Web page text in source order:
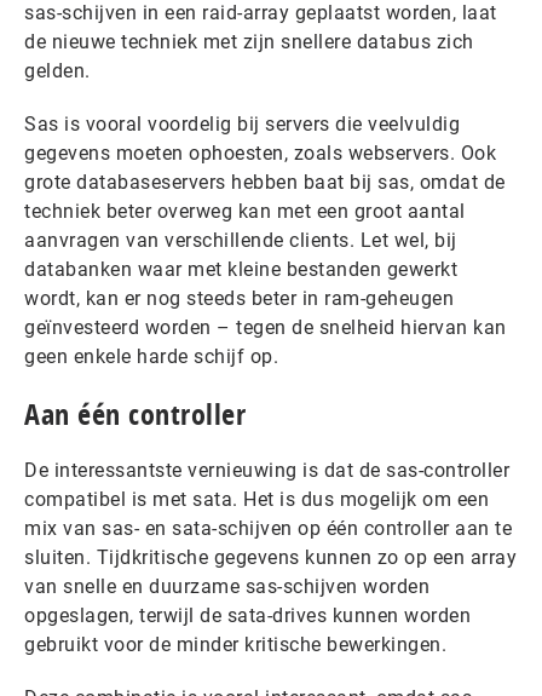
sas-schijven in een raid-array geplaatst worden, laat
de nieuwe techniek met zijn snellere databus zich
gelden.
Sas is vooral voordelig bij servers die veelvuldig
gegevens moeten ophoesten, zoals webservers. Ook
grote databaseservers hebben baat bij sas, omdat de
techniek beter overweg kan met een groot aantal
aanvragen van verschillende clients. Let wel, bij
databanken waar met kleine bestanden gewerkt
wordt, kan er nog steeds beter in ram-geheugen
geïnvesteerd worden – tegen de snelheid hiervan kan
geen enkele harde schijf op.
Aan één controller
De interessantste vernieuwing is dat de sas-controller
compatibel is met sata. Het is dus mogelijk om een
mix van sas- en sata-schijven op één controller aan te
sluiten. Tijdkritische gegevens kunnen zo op een array
van snelle en duurzame sas-schijven worden
opgeslagen, terwijl de sata-drives kunnen worden
gebruikt voor de minder kritische bewerkingen.